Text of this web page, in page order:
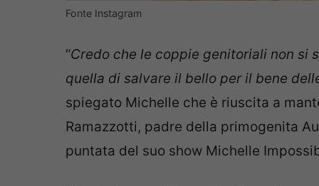
Fonte Instagram
“Credo che le coppie genitoriali non si
quella di salvare il bello per il bene
spiegato Michelle che è riuscita a
Ramazzotti, padre della primogenita
puntata del suo show Michelle